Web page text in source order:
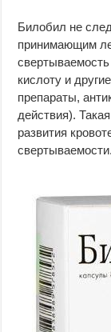
Билобил не
принимающим
кислоту и
препараты,
действия).
развития
свертываемости.